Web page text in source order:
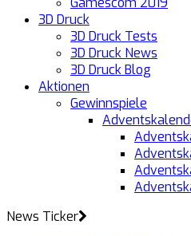
3D Druck
3D Druck Tests
3D Druck News
3D Druck Blog
Aktionen
Gewinnspiele
News Ticker